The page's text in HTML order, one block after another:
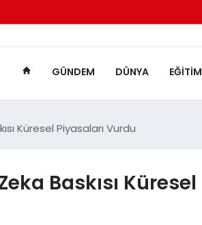
GÜNDEM DÜNYA EĞITIM
Küresel Piyasaları Vurdu
Baskısı Küresel